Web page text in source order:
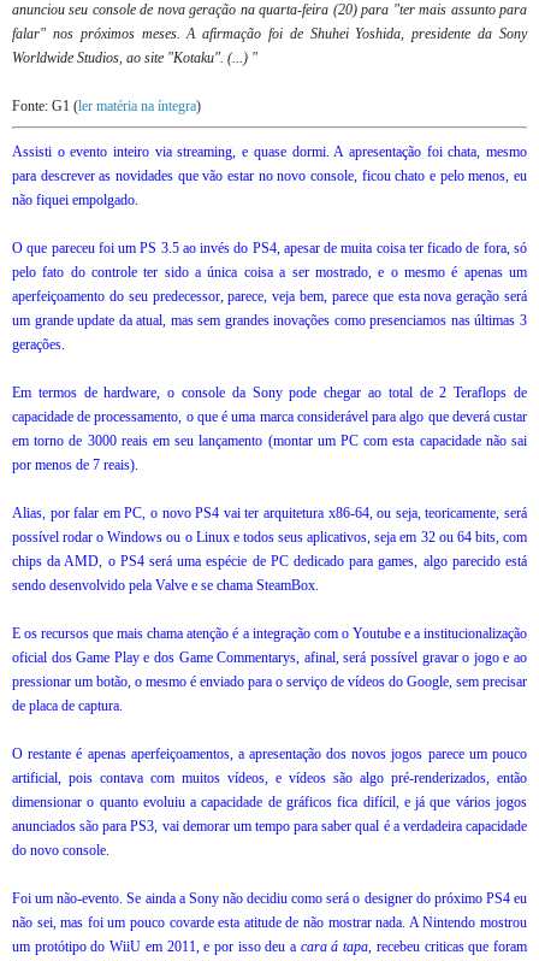
anunciou seu console de nova geração na quarta-feira (20) para "ter mais assunto para
falar" nos próximos meses. A afirmação foi de Shuhei Yoshida, presidente da Sony
Worldwide Studios, ao site "Kotaku". (...) "
Fonte: G1 (ler matéria na íntegra)
Assisti o evento inteiro via streaming, e quase dormi. A apresentação foi chata, mesmo
para descrever as novidades que vão estar no novo console, ficou chato e pelo menos, eu
não fiquei empolgado.
O que pareceu foi um PS 3.5 ao invés do PS4, apesar de muita coisa ter ficado de fora, só
pelo fato do controle ter sido a única coisa a sermostrado, e o mesmo é apenas um
aperfeiçoamento do seu predecessor, parece, veja bem, parece que esta nova geração será
um grande update da atual, mas sem grandes inovações como presenciamos nas últimas 3
gerações.
Em termos de hardware, o console da Sony pode chegar ao total de 2 Teraflops de
capacidade de processamento, o que é uma marca considerável para algo que deverá custar
em torno de 3000 reais em seu lançamento (montar um PC com esta capacidade não sai
por menos de 7 reais).
Alias, por falar em PC, o novo PS4 vai ter arquitetura x86-64, ou seja, teoricamente, será
possível rodar o Windows ou o Linux e todos seus aplicativos, seja em 32 ou 64 bits, com
chips da AMD, o PS4 será uma espécie de PC dedicado para games, algo parecido está
sendo desenvolvido pela Valve e se chama SteamBox.
E os recursos que mais chama atenção é a integração com o Youtube e a institucionalização
oficial dos Game Play e dos Game Commentarys, afinal, será possível gravar o jogo e ao
pressionar um botão, o mesmo é enviado para o serviço de vídeos do Google, sem precisar
de placa de captura.
O restante é apenas aperfeiçoamentos, a apresentação dos novos jogos parece um pouco
artificial, pois contava com muitos vídeos, e vídeos são algo pré-renderizados, então
dimensionar o quanto evoluiu a capacidade de gráficos fica difícil, e já que vários jogos
anunciados são para PS3, vai demorar um tempo para saber qual é a verdadeira capacidade
do novo console.
Foi um não-evento. Se ainda a Sony não decidiu como será o designer do próximo PS4 eu
não sei, mas foi um pouco covarde esta atitude de não mostrar nada. A Nintendo mostrou
um protótipo do WiiU em 2011, e por isso deu a cara á tapa, recebeu criticas que foram